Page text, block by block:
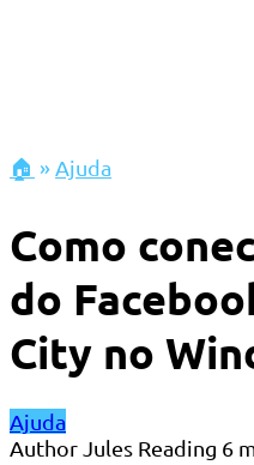
🏠 » Ajuda
Como
do
City no
Ajuda
AuthorJules Reading 6